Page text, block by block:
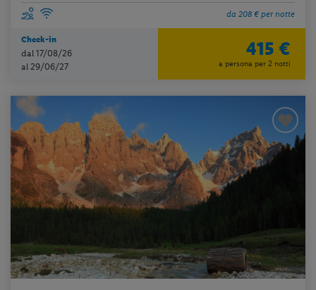
da 208 € per notte
Check-in
dal 17/08/26
al 29/06/27
415 €
a persona per 2 notti